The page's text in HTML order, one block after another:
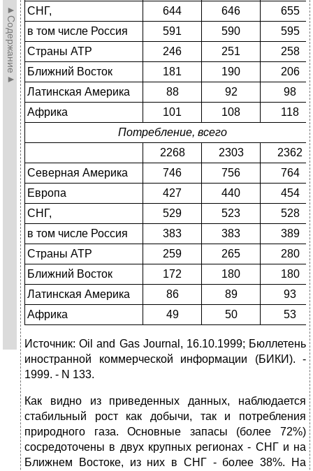
►Содержание►
СНГ,
644 646
655
в том числе Россия
591 590
595
Страны АТР
246 251
258
Ближний Восток
181 190
206
Латинская Америка
88 92
98
Африка
101 108
118
Потребление, всего
2268
2303
2362
Северная Америка
746 756
764
Европа
427 440
454
СНГ,
529 523
528
в том числе Россия
383 383
389
Страны АТР
259 265
280
Ближний Восток
172 180
180
Латинская Америка
86 89
93
Африка
49 50 53
Источник: Oil and Gas Journal, 16.10.1999; Бюллетень
иностранной коммерческой информации (БИКИ). -
1999. - N 133.
Как видно из приведенных данных, наблюдается
стабильный рост как добычи, так и потребления
природного газа. Основные запасы (более 72%)
сосредоточены в двух крупных регионах - СНГ и на
Ближнем Востоке, из них в СНГ - более 38%. На